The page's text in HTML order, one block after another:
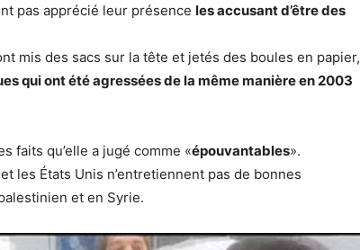
pas apprécié leur présence les accusant d’être des
mis des sacs sur la tête et jetés des boules en papier,
qui ont été agressées de la même manière en 2003
faits qu’elle a jugé comme «épouvantables».
les États Unis n’entretiennent pas de bonnes
et en Syrie.